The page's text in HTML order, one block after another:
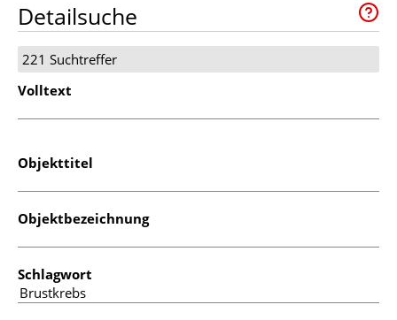
Detailsuche
221 Suchtreffer
Volltext
Objekttitel
Objektbezeichnung
Schlagwort